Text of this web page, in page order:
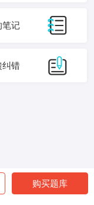
笔记
纠错
购买题库